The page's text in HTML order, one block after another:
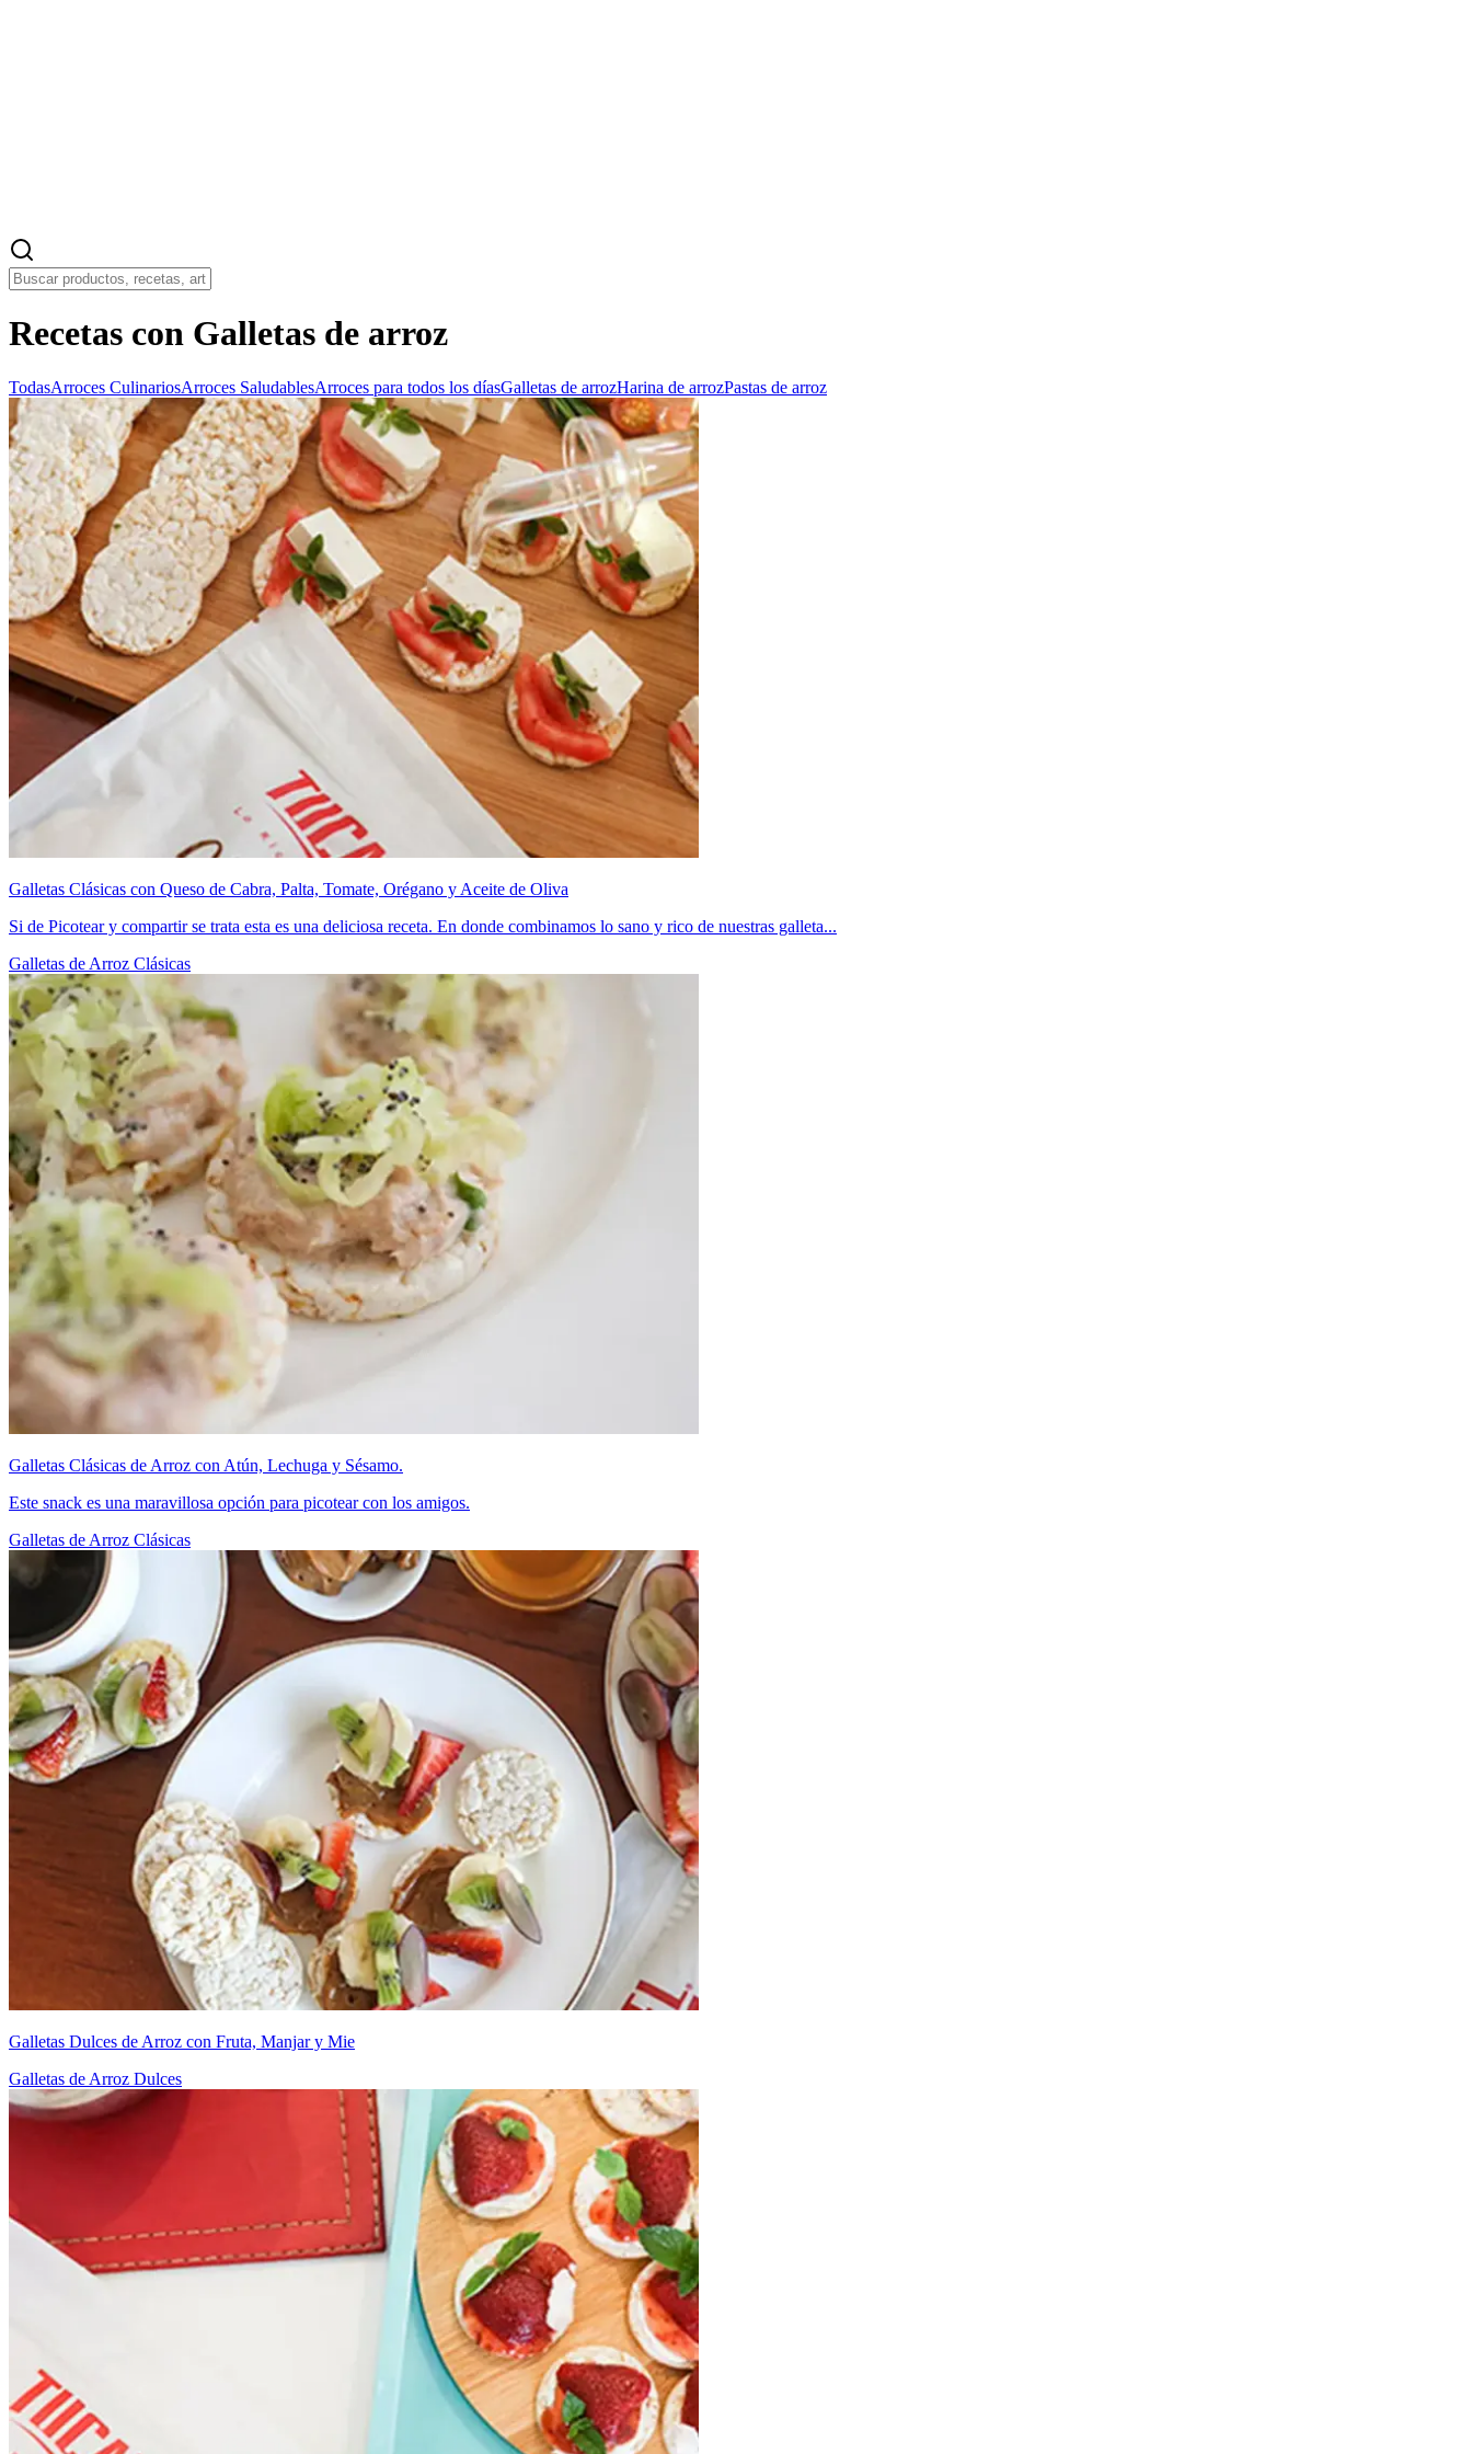
Recetas con Galletas de arroz
TodasArroces CulinariosArroces SaludablesArroces para todos los díasGalletas de arrozHarina de arrozPastas de arroz
Galletas Clásicas con Queso de Cabra, Palta, Tomate, Orégano y Aceite de Oliva
Si de Picotear y compartir se trata esta es una deliciosa receta. En donde combinamos lo sano y rico de nuestras galleta...
Galletas de Arroz Clásicas
Galletas Clásicas de Arroz con Atún, Lechuga y Sésamo.
Este snack es una maravillosa opción para picotear con los amigos.
Galletas de Arroz Clásicas
Galletas Dulces de Arroz con Fruta, Manjar y Mie
Galletas de Arroz Dulces